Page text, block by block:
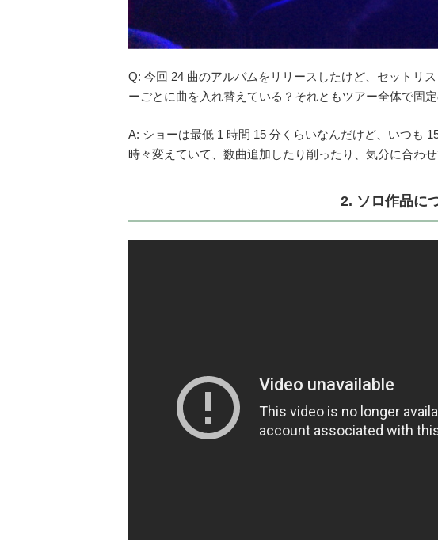
Q: 今回 24 曲のアルバムをリリースしたけど、セットリ
ーごとに曲を入れ替えている？それともツアー全体で固
A: ショーは最低 1 時間 15 分くらいなんだけど、いつも
時々変えていて、数曲追加したり削ったり、気分に合わ
2. ソロ作品に